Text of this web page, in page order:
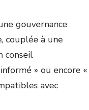
gouvernance
couplée à une
conseil
» ou encore «
avec